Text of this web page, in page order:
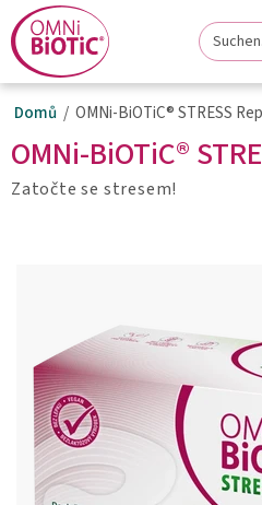
navigaci
stránky
hlavní
obsah
stránky
zápatí
stránky
Domů OMNi-BiOTiC® STRESS
OMNi-BiOTiC®
Zatočte se stresem!